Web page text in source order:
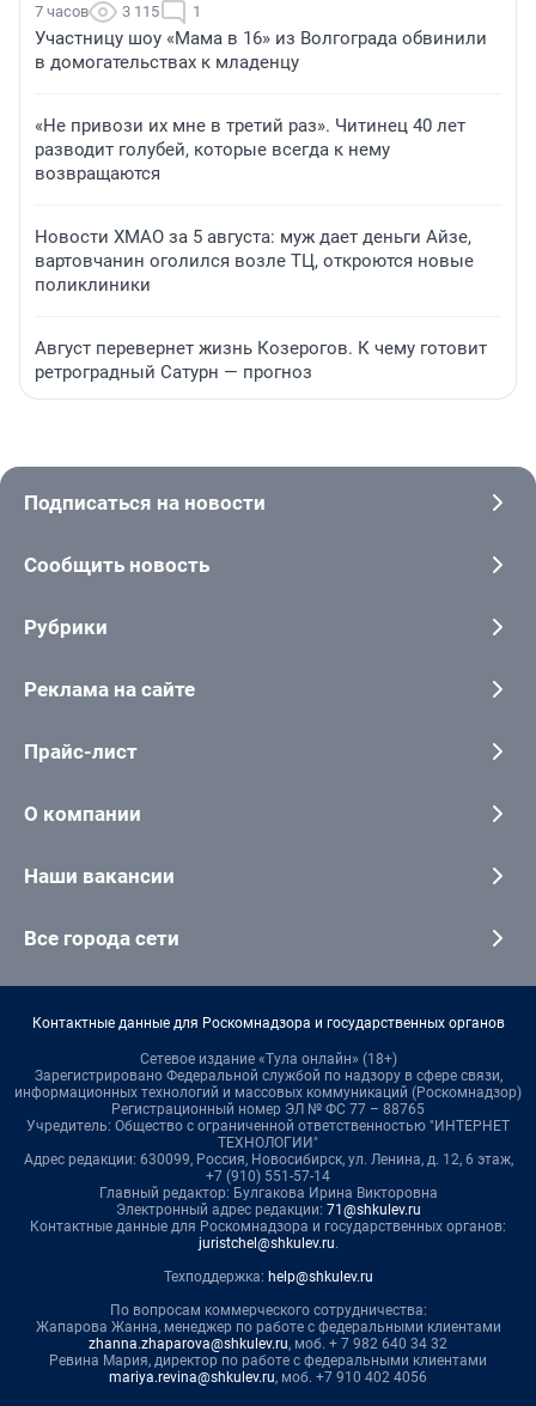
7 часов 3 115 1
Участницу шоу «Мама в 16» из Волгограда обвинили
в домогательствах к младенцу
«Не привози их мне в третий раз». Читинец 40 лет
разводит голубей, которые всегда к нему
возвращаются
Новости ХМАО за 5 августа: муж дает деньги Айзе,
вартовчанин оголился возле ТЦ, откроются новые
поликлиники
Август перевернет жизнь Козерогов. К чему готовит
ретроградный Сатурн — прогноз
Подписаться на новости
Сообщить новость
Рубрики
Реклама на сайте
Прайс-лист
О компании
Наши вакансии
Все города сети
Контактные данные для Роскомнадзора и государственных органов
Сетевое издание «Тула онлайн» (18+)
Зарегистрировано Федеральной службой по надзору в сфере связи,
информационных технологий и массовых коммуникаций (Роскомнадзор)
Регистрационный номер ЭЛ № ФС 77 – 88765
Учредитель: Общество с ограниченной ответственностью "ИНТЕРНЕТ
ТЕХНОЛОГИИ"
Адрес редакции: 630099, Россия, Новосибирск, ул. Ленина, д. 12, 6 этаж,
+7 (910) 551-57-14
Главный редактор: Булгакова Ирина Викторовна
Электронный адрес редакции: 71@shkulev.ru
Контактные данные для Роскомнадзора и государственных органов:
juristchel@shkulev.ru.
Техподдержка: help@shkulev.ru
По вопросам коммерческого сотрудничества:
Жапарова Жанна, менеджер по работе с федеральными клиентами
zhanna.zhaparova@shkulev.ru, моб. + 7 982 640 34 32
Ревина Мария, директор по работе с федеральными клиентами
mariya.revina@shkulev.ru, моб. +7 910 402 4056